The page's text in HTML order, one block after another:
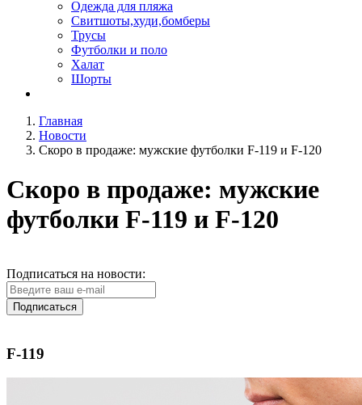
Одежда для пляжа
Свитшоты,худи,бомберы
Трусы
Футболки и поло
Халат
Шорты
Главная
Новости
Скоро в продаже: мужские футболки F-119 и F-120
Скоро в продаже: мужские
футболки F-119 и F-120
Подписаться на новости:
Подписаться
F-119